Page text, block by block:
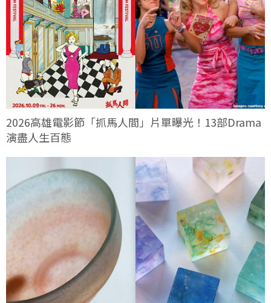
2026高雄電影節「抓馬人間」片單曝光！13部Drama
演盡人生百態